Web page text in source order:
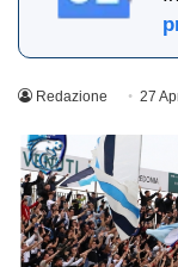
Redazione 27